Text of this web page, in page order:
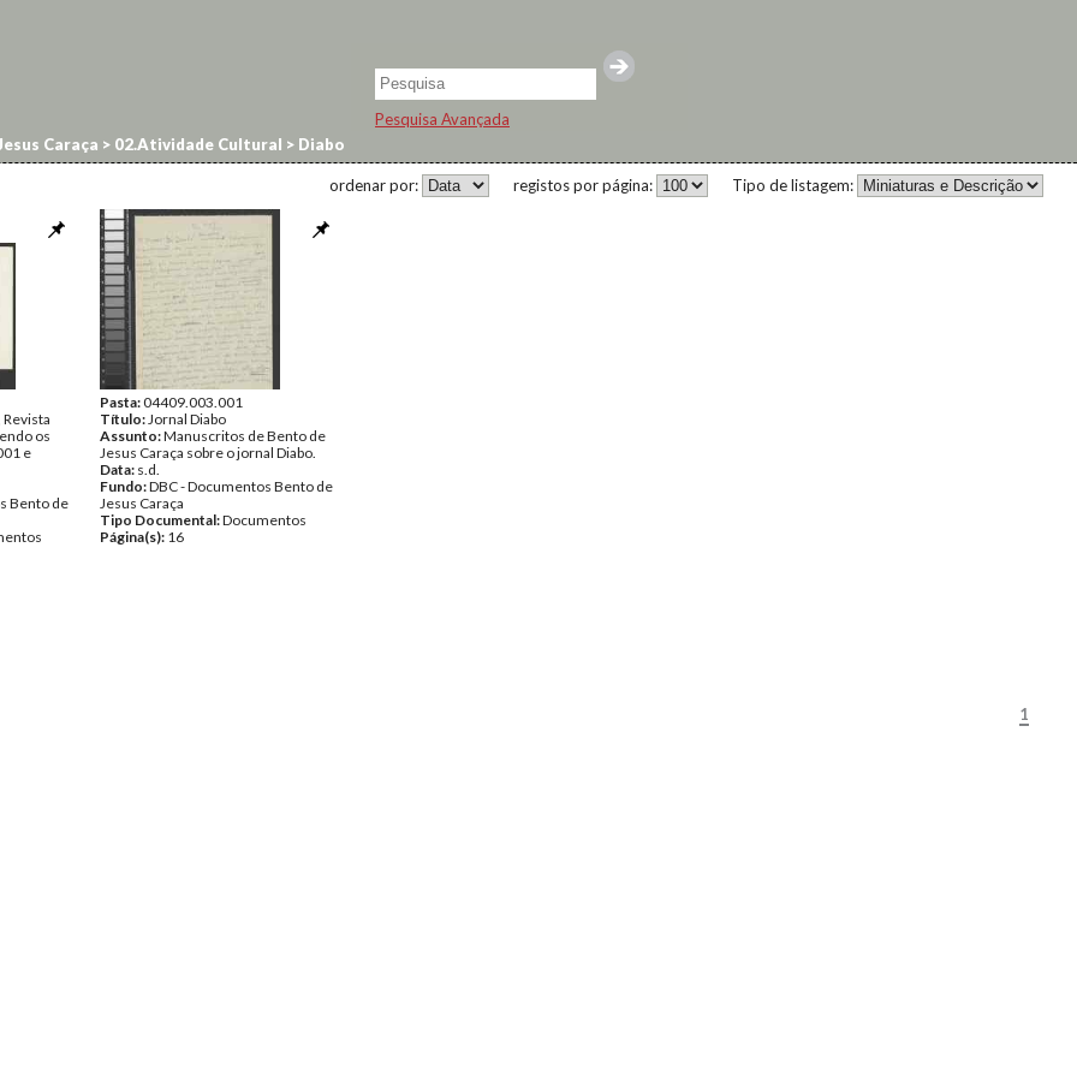
Pesquisa Avançada
Caraça > 02.Atividade Cultural > Diabo
Tipo de listagem:
registos por página:
ordenar por:
Revista
os
e
Bento de
Pasta:04409.003.001
Título:Jornal Diabo
Assunto:Manuscritos de Bento de
Jesus Caraça sobre o jornal Diabo.
Data: s.d.
Fundo:DBC - Documentos Bento de
Jesus Caraça
Tipo Documental:Documentos
Página(s): 16
1